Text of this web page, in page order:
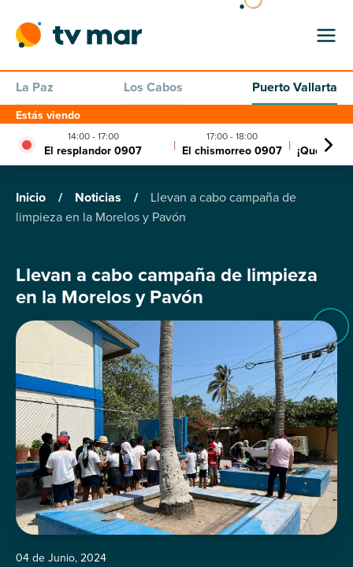
La Paz Los Cabos Puerto Vallarta
Estás viendo
14:00 - 17:00
El resplandor 0907 | 17:00 - 18:00
El chismorreo 0907 | 18:00 -
¡Que siga
Inicio / Noticias /
Llevan a cabo campaña de
limpieza en la Morelos y Pavón
Llevan a cabo campaña de limpieza
en la Morelos y Pavón
04 de Junio, 2024